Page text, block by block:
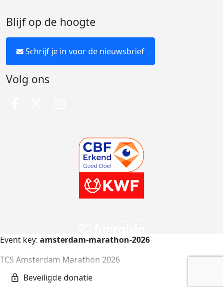
Blijf op de hoogte
Schrijf je in voor de nieuwsbrief
Volg ons
Event key: amsterdam-marathon-2026
TCS Amsterdam Marathon 2026
amsterdam-marathon-2026